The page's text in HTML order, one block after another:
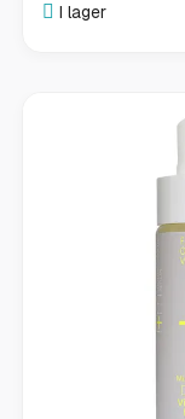
I lager